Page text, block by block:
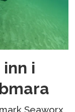
i
Seaworx